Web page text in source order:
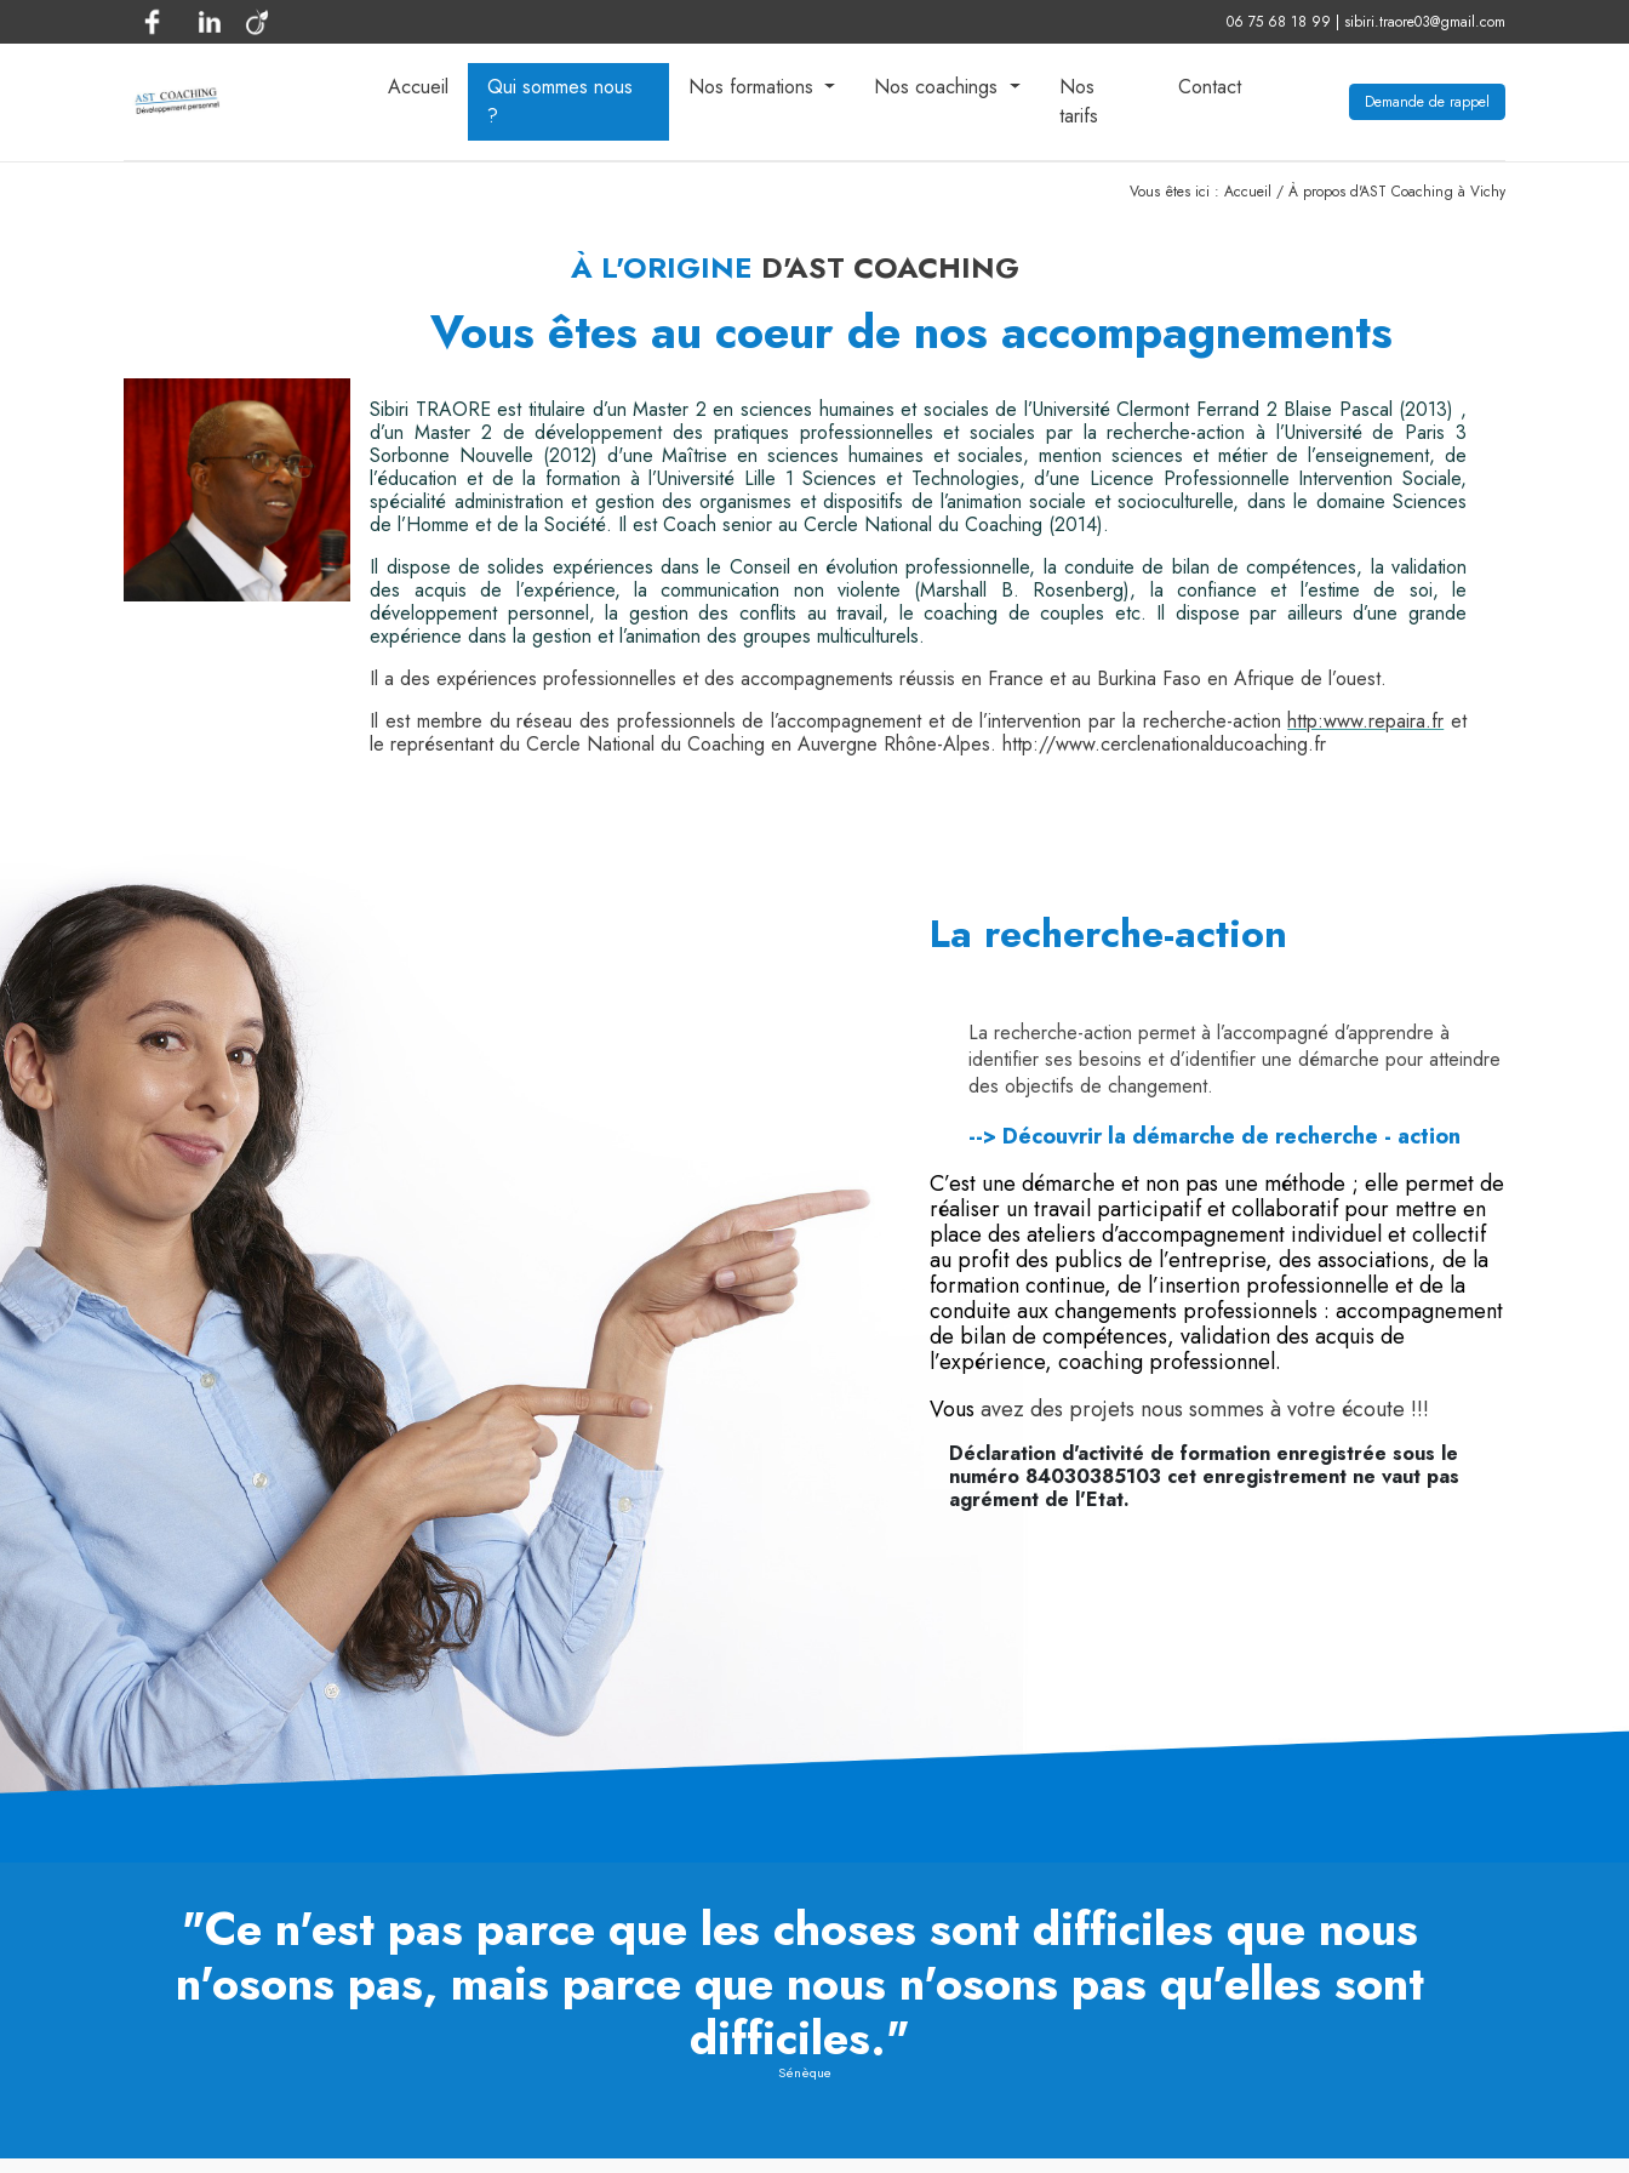
06 75 68 18 99 | sibiri.traore03@gmail.com
Accueil
Qui sommes nous
?
Nos formations Nos coachings
Nos
tarifs
Contact
Demande de rappel
Vous êtes ici : Accueil / À propos d'AST Coaching à Vichy
À L'ORIGINE D'AST COACHING
Vous êtes au coeur de nos accompagnements
Sibiri TRAORE est titulaire d’un Master 2 en sciences humaines et sociales de l’Université Clermont Ferrand 2 Blaise Pascal (2013) ,
d’un Master 2 de développement des pratiques professionnelles et sociales par la recherche-action à l’Université de Paris 3
Sorbonne Nouvelle (2012) d'une Maîtrise en sciences humaines et sociales, mention sciences et métier de l’enseignement, de
l’éducation et de la formation à l’Université Lille 1 Sciences et Technologies, d'une Licence Professionnelle Intervention Sociale,
spécialité administration et gestion des organismes et dispositifs de l’animation sociale et socioculturelle, dans le domaine Sciences
de l’Homme et de la Société. Il est Coach senior au Cercle National du Coaching (2014).
Il dispose de solides expériences dans le Conseil en évolution professionnelle, la conduite de bilan de compétences, la validation
des acquis de l’expérience, la communication non violente (Marshall B. Rosenberg), la confiance et l’estime de soi, le
développement personnel, la gestion des conflits au travail, le coaching de couples etc. Il dispose par ailleurs d’une grande
expérience dans la gestion et l’animation des groupes multiculturels.
Il a des expériences professionnelles et des accompagnements réussis en France et au Burkina Faso en Afrique de l’ouest.
Il est membre du réseau des professionnels de l’accompagnement et de l’intervention par la recherche-actionhttp:www.repaira.fr et
le représentant du Cercle National du Coaching en Auvergne Rhône-Alpes. http://www.cerclenationalducoaching.fr
La recherche-action
La recherche-action permet à l’accompagné d’apprendre à
identifier ses besoins et d’identifier une démarche pour atteindre
des objectifs de changement.
--> Découvrir la démarche de recherche - action
C’est une démarche et non pas une méthode ; elle permet de
réaliser un travail participatif et collaboratif pour mettre en
place des ateliers d’accompagnement individuel et collectif
au profit des publics de l’entreprise, des associations, de la
formation continue, de l’insertion professionnelle et de la
conduite aux changements professionnels : accompagnement
de bilan de compétences, validation des acquis de
l’expérience, coaching professionnel.
Vous avez des projets nous sommes à votre écoute !!!
Déclaration d'activité de formation enregistrée sous le
numéro 84030385103 cet enregistrement ne vaut pas
agrément de l'Etat.
"Ce n'est pas parce que les choses sont difficiles que nous
n'osons pas, mais parce que nous n'osons pas qu'elles sont
difficiles."
Sénèque